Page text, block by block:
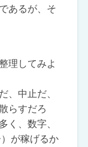
あるが、そ
理してみよ
、中止だ、
らすだろ
く、数字、
が稼げるか